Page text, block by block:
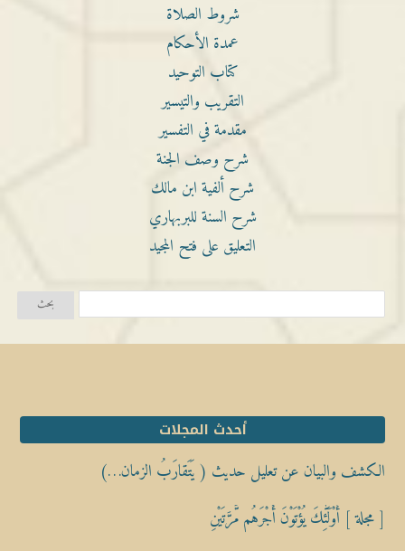
شروط الصلاة
عمدة الأحكام
كتاب التوحيد
التقريب والتيسير
مقدمة في التفسير
شرح وصف الجنة
شرح ألفية ابن مالك
شرح السنة للبربهاري
التعليق على فتح المجيد
أحدث المجلات
الكشف والبيان عن تعليل حديث ( يَتَقارَبُ الزمان…)
[ مجلة ] أُوْلَٰٓئِكَ يُؤْتَوْنَ أَجْرَهُم مَّرَّتَيْنِ